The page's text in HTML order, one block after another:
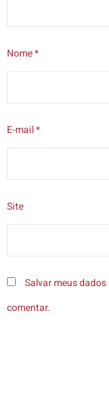
Nome*
E-mail*
Site
Salvar meus
comentar.